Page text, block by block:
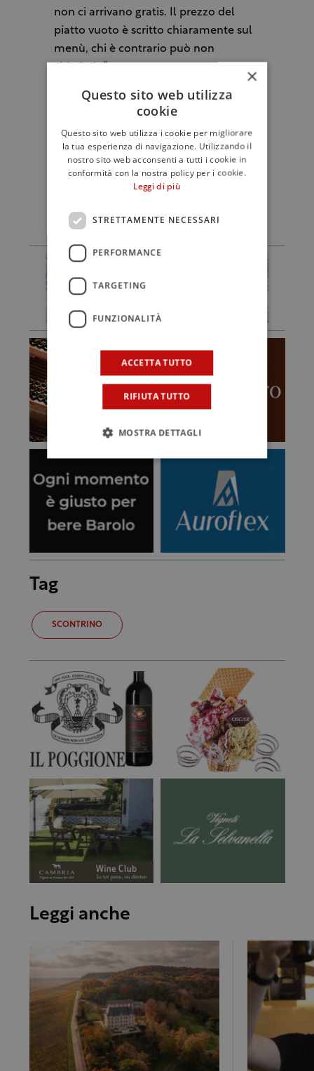
non ci arrivano gratis. Il prezzo del
piatto vuoto è scritto chiaramente sul
menù, chi è contrario può non
Lo scorso anno la polemica era nata
da Selvaggia Lucarelli dell’Osteria del
Cavolo di Finale Ligure in cui si
segnalavano due euro in più per un
“piattino in condivisione”.
Tag
SCONTRINO
Leggi anche
×
Questo sito web utilizza
cookie
Questo sito web utilizza i cookie per migliorare
la tua esperienza di navigazione. Utilizzando il
nostro sito web acconsenti a tutti i cookie in
conformità con la nostra policy per i cookie.
Leggi di più
STRETTAMENTE NECESSARI
PERFORMANCE
TARGETING
FUNZIONALITÀ
ACCETTA TUTTO
RIFIUTA TUTTO
MOSTRA DETTAGLI